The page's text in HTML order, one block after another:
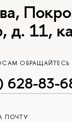
д. 11,
628-83-
ПОЧТУ